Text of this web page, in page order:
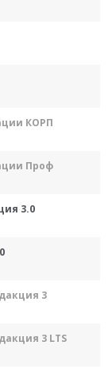
КОРП
Проф
3.0
3
3 LTS